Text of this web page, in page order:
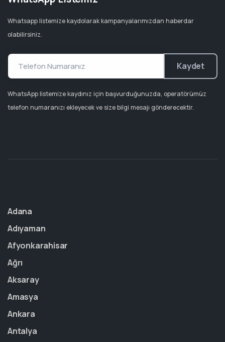
Whatsapp listemize kaydolarak kampanyalarımızdan haberdar
olabilirsiniz.
Kaydet
WhatsApp listemize kaydınız için başvurduğunuzda, operatörümüz
telefon numaranızı ekleyecek ve size bilgi mesajı gönderecektir.
Adana
Adıyaman
Afyonkarahisar
Ağrı
Aksaray
Amasya
Ankara
Antalya